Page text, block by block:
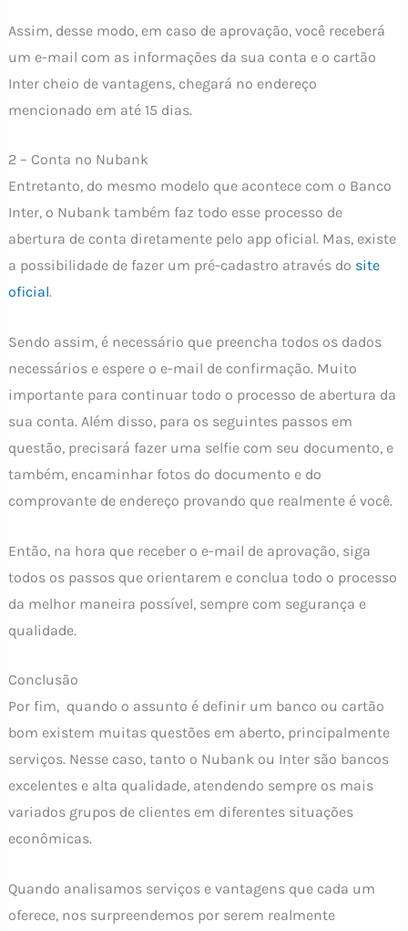
Assim, desse modo, em caso de aprovação, você receberá
um e-mail com as informações da sua conta e o cartão
Inter cheio de vantagens, chegará no endereço
mencionado em até 15 dias.
2 – Conta no Nubank
Entretanto, do mesmo modelo que acontece com o Banco
Inter, o Nubank também faz todo esse processo de
abertura de conta diretamente pelo app oficial. Mas, existe
a possibilidade de fazer um pré-cadastro através do site
oficial.
Sendo assim, é necessário que preencha todos os dados
necessários e espere o e-mail de confirmação. Muito
importante para continuar todo o processo de abertura da
sua conta. Além disso, para os seguintes passos em
questão, precisará fazer uma selfie com seu documento, e
também, encaminhar fotos do documento e do
comprovante de endereço provando que realmente é você.
Então, na hora que receber o e-mail de aprovação, siga
todos os passos que orientarem e conclua todo o processo
da melhor maneira possível, sempre com segurança e
qualidade.
Conclusão
Por fim, quando o assunto é definir um banco ou cartão
bom existem muitas questões em aberto, principalmente
serviços. Nesse caso, tanto o Nubank ou Inter são bancos
excelentes e alta qualidade, atendendo sempre os mais
variados grupos de clientes em diferentes situações
econômicas.
Quando analisamos serviços e vantagens que cada um
oferece, nos surpreendemos por serem realmente